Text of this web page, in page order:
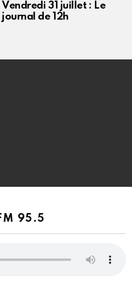
Vendredi 31 juillet : Le
journal de 12h
95.5